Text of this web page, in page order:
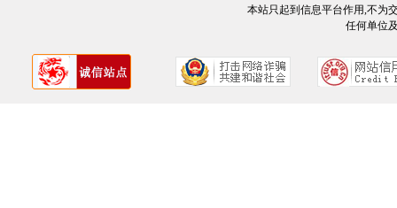
本站只起到信息平台作用,不为
任何单位